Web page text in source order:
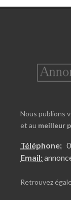
Nous publions
et au meilleur
Téléphone:
Email:
Retrouvez